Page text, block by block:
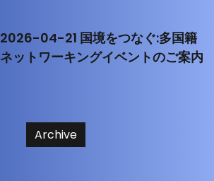
2026-04-21 国境をつなぐ:多国籍
ネットワーキングイベントのご案内
Archive